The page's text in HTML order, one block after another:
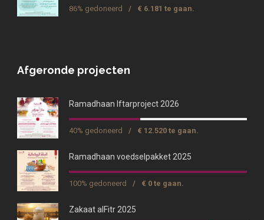
86% gedoneerd / € 6.181 te gaan.
Afgeronde projecten
Ramadhaan Iftarproject 2026
40% gedoneerd / € 12.520 te gaan.
Ramadhaan voedselpakket 2025
100% gedoneerd / € 0 te gaan.
Zakaat alFitr 2025